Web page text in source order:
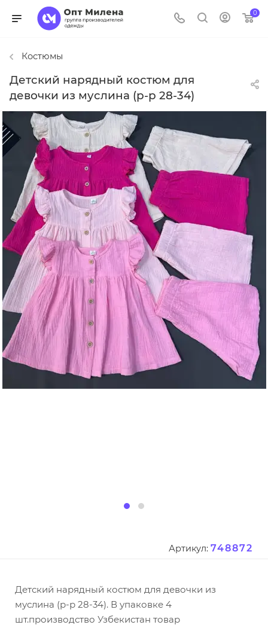
0
Костюмы
Детский нарядный костюм для
девочки из муслина (р-р 28-34)
Артикул: 748872
Детский нарядный костюм для девочки из
муслина (р-р 28-34). В упаковке 4
шт.производство Узбекистан товар